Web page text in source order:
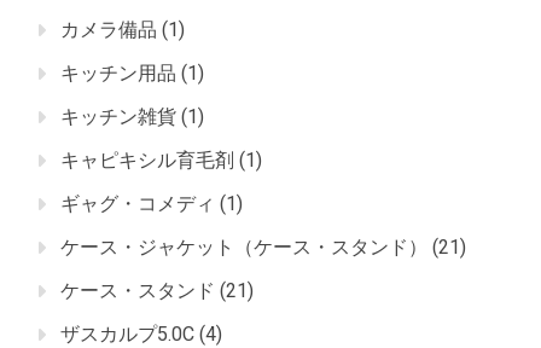
カメラ備品 (1)
キッチン用品 (1)
キッチン雑貨 (1)
キャピキシル育毛剤 (1)
ギャグ・コメディ (1)
ケース・ジャケット（ケース・スタンド）
(21)
ケース・スタンド (21)
ザスカルプ5.0C (4)